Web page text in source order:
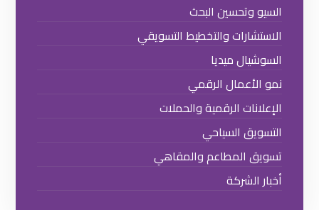
السيو وتحسين البحث
الاستشارات والتخطيط التسويقي
السوشيال ميديا
نمو الأعمال الرقمي
الإعلانات الرقمية والحملات
التسويق السياحي
تسويق المطاعم والمقاهي
أخبار الشركة